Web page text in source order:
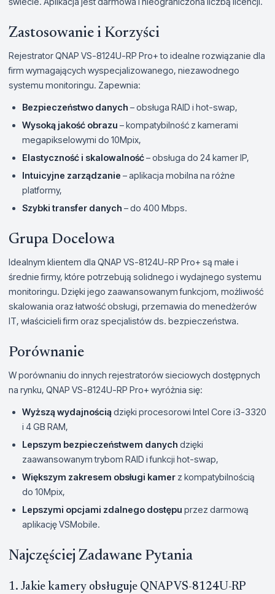
Zastosowanie i Korzyści
Rejestrator QNAP VS-8124U-RP Pro+ to idealne rozwiązanie dla
firm wymagających wyspecjalizowanego, niezawodnego
systemu monitoringu. Zapewnia:
Bezpieczeństwo danych – obsługa RAID i hot-swap,
Wysoką jakość obrazu – kompatybilność z kamerami
megapikselowymi do 10Mpix,
Elastyczność i skalowalność– obsługa do 24 kamer IP,
Intuicyjne zarządzanie – aplikacja mobilna na różne
platformy,
Szybki transfer danych – do 400 Mbps.
Grupa Docelowa
Idealnym klientem dla QNAP VS-8124U-RP Pro+ są małe i
średnie firmy, które potrzebują solidnego i wydajnego systemu
monitoringu. Dzięki jego zaawansowanym funkcjom, możliwość
skalowania oraz łatwość obsługi, przemawia do menedżerów
IT, właścicieli firm oraz specjalistów ds. bezpieczeństwa.
Porównanie
W porównaniu do innych rejestratorów sieciowych dostępnych
na rynku, QNAP VS-8124U-RP Pro+ wyróżnia się:
Wyższą wydajnościądzięki procesorowi Intel Core i3-3320
i 4 GB RAM,
Lepszym bezpieczeństwem danych dzięki
zaawansowanym trybom RAID i funkcji hot-swap,
Większym zakresem obsługi kamer z kompatybilnością
do 10Mpix,
Lepszymi opcjami zdalnego dostępu przez darmową
aplikację VSMobile.
Najczęściej Zadawane Pytania
1. Jakie kamery obsługuje QNAP VS-8124U-RP